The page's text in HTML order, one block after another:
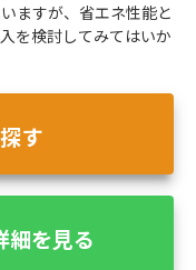
ますが、省エネ性能と
を検討してみてはいか
す
細を見る